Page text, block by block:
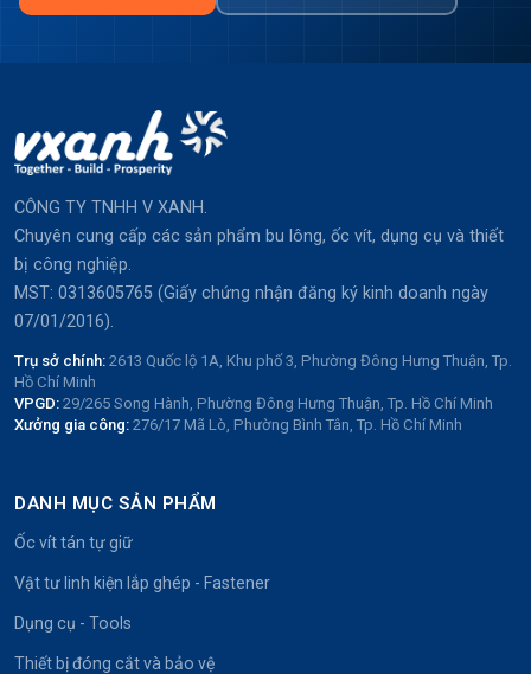
CÔNG TY TNHH V XANH.
Chuyên cung cấp các sản phẩm bu lông, ốc vít, dụng cụ và thiết
bị công nghiệp.
MST: 0313605765 (Giấy chứng nhận đăng ký kinh doanh ngày
07/01/2016).
Trụ sở chính: 2613 Quốc lộ 1A, Khu phố 3, Phường Đông Hưng Thuận, Tp.
Hồ Chí Minh
VPGD: 29/265 Song Hành, Phường Đông Hưng Thuận, Tp. Hồ Chí Minh
Xưởng gia công: 276/17 Mã Lò, Phường Bình Tân, Tp. Hồ Chí Minh
DANH MỤC SẢN PHẨM
Ốc vít tán tự giữ
Vật tư linh kiện lắp ghép - Fastener
Dụng cụ - Tools
Thiết bị đóng cắt và bảo vệ